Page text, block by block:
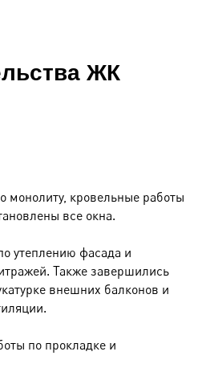
ЖК
кровельные работы
все окна.
утеплению фасада и
Также завершились
внешних балконов и
по прокладке и